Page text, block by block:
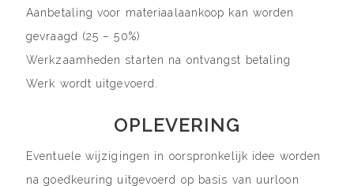
Aanbetaling voor materiaalaankoop kan worden
gevraagd (25 – 50%)
Werkzaamheden starten na ontvangst betaling
Werk wordt uitgevoerd.
OPLEVERING
Eventuele wijzigingen in oorspronkelijk idee worden
na goedkeuring uitgevoerd op basis van uurloon